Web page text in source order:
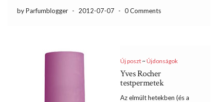
by Parfumblogger - 2012-07-07 - 0 Comments
Új poszt~Újdonságok
Yves Rocher
testpermetek
Az elmúlt hetekben (és a